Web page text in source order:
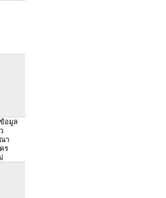
อมูล
า
ร